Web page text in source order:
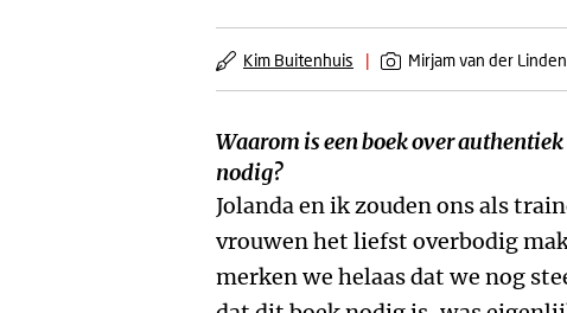
Kim Buitenhuis | Mirjam van der Linden
Waarom is een boek over
nodig?
Jolanda en ik zouden ons als
vrouwen het liefst overbodig
merken we helaas dat we nog